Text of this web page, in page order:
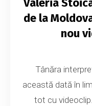
Valeria
de la
nou
Tânăra
această dată în
tot cu